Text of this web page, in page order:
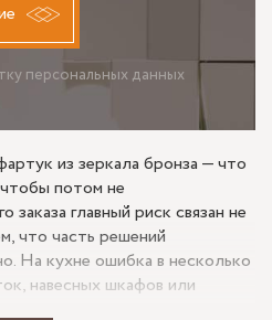
персональных данных
НЕ ПРИНИМАЮ
из зеркала бронза — что
потом не
главный риск связан не
что часть решений
На кухне ошибка в несколько
навесных шкафов или